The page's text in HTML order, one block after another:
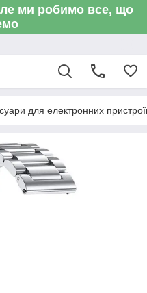
ми робимо все, що
для електронних